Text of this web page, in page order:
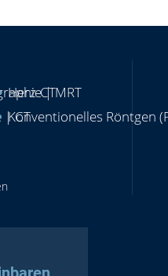
| MRT
| CT
Herz-CT
Konventionelles Röntgen